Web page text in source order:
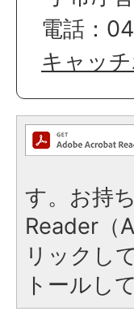
電話：
キャッ
す。お持
Reader（
リックし
トールし